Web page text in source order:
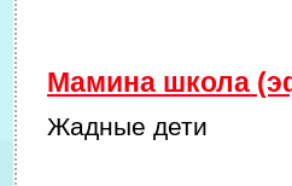
Мамина школа
Жадные дети